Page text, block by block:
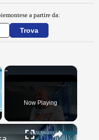
a partire da:
Now Playing
×